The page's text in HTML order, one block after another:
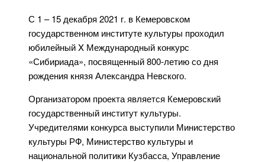
С 1 – 15 декабря 2021 г. в Кемеровском
государственном институте культуры проходил
юбилейный X Международный конкурс
«Сибириада», посвященный 800-летию со дня
рождения князя Александра Невского.
Организатором проекта является Кемеровский
государственный институт культуры.
Учредителями конкурса выступили Министерство
культуры РФ, Министерство культуры и
национальной политики Кузбасса, Управление